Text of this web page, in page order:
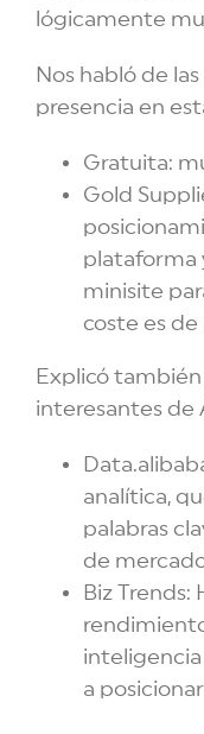
lógicamente
Nos habló de
presencia en
Gratuita:
Gold
plataforma
minisite
coste es de
Explicó
interesantes de
analítica,
palabras
de
Biz Trends:
a